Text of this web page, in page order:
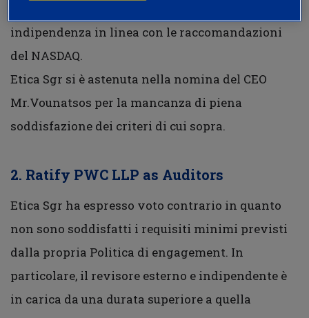
indipendenza in linea con le raccomandazioni
del NASDAQ.
Etica Sgr si è astenuta nella nomina del CEO
Mr.Vounatsos per la mancanza di piena
soddisfazione dei criteri di cui sopra.
2. Ratify PWC LLP as Auditors
Etica Sgr ha espresso voto contrario in quanto
non sono soddisfatti i requisiti minimi previsti
dalla propria Politica di engagement. In
particolare, il revisore esterno e indipendente è
in carica da una durata superiore a quella